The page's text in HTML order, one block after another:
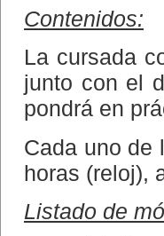
Contenidos:
La cursada
junto con el
pondrá en
Cada uno de
horas (reloj),
Listado de